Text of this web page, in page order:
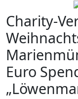
Charity-
Euro